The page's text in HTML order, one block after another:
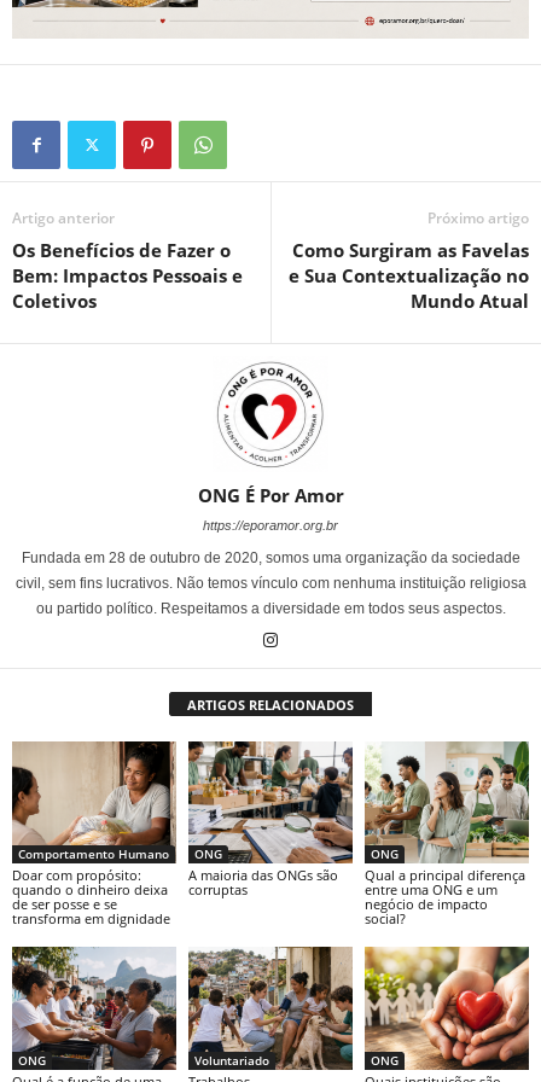
Artigo anterior
Os Benefícios de Fazer o
Bem: Impactos Pessoais e
Coletivos
Próximo artigo
Como Surgiram as Favelas
e Sua Contextualização no
Mundo Atual
ONG É Por Amor
https://eporamor.org.br
Fundada em 28 de outubro de 2020, somos uma organização da sociedade
civil, sem fins lucrativos. Não temos vínculo com nenhuma instituição religiosa
ou partido político. Respeitamos a diversidade em todos seus aspectos.
ARTIGOS RELACIONADOS
Comportamento Humano
Doar com propósito:
quando o dinheiro deixa
de ser posse e se
transforma em dignidade
ONG
A maioria das ONGs são
corruptas
ONG
Qual a principal diferença
entre uma ONG e um
negócio de impacto
social?
ONG Voluntariado ONG